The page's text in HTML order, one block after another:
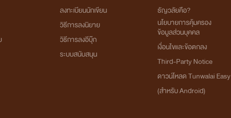
5.รุ่นพี่ตัวร้ายของนายฉลาม มายล์~ฉลาม (รุ่นหลานของอินทรี)
#ทุกเรื่องจบแล้วค่ะ และมีอีบุ๊กแล้วค่ะ#กำลังทยอยรีไรท์ค่ะ # ขอโทษทุกคนที่ไม่ตรวจดูคำผิดให้ดีกว่านี้ #
ลงทะเบียนนักเขียน
วิธีการลงนิยาย
วิธีการลงอีบุ๊ก
ระบบสนับสนุน
ธัญวลัยคือ?
นโยบายการคุ้มครอง
ข้อมูลส่วนบุคคล
เงื่อนไขและข้อตกลง
Third-Party Notice
ดาวน์โหลด Tunwalai Easy
(สำหรับ Android)